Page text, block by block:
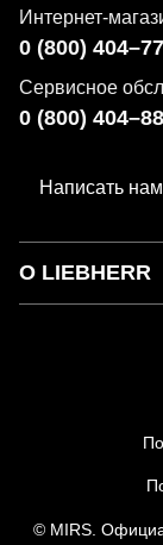
Интернет-
0 (800)
Сервисное
0 (800)
Написать нам
О LIEBHERR
© MIRS.